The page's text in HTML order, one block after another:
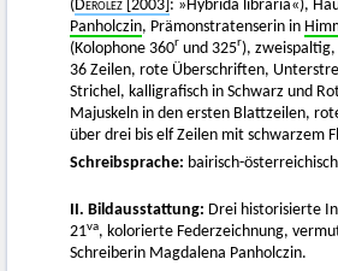
(Derolez [2003] : »Hybrida libraria«),
Panholczin, Prämonstratenserin in
(Kolophone 360r und 325r),
36 Zeilen, rote Überschriften,
Strichel, kalligrafisch in Schwarz und
Majuskeln in den ersten Blattzeilen,
über drei bis elf Zeilen mit schwarzem
Schreibsprache: bairisch-
II. Bildausstattung: Drei historisierte
21va, kolorierte Federzeichnung,
Schreiberin Magdalena Panholczin.